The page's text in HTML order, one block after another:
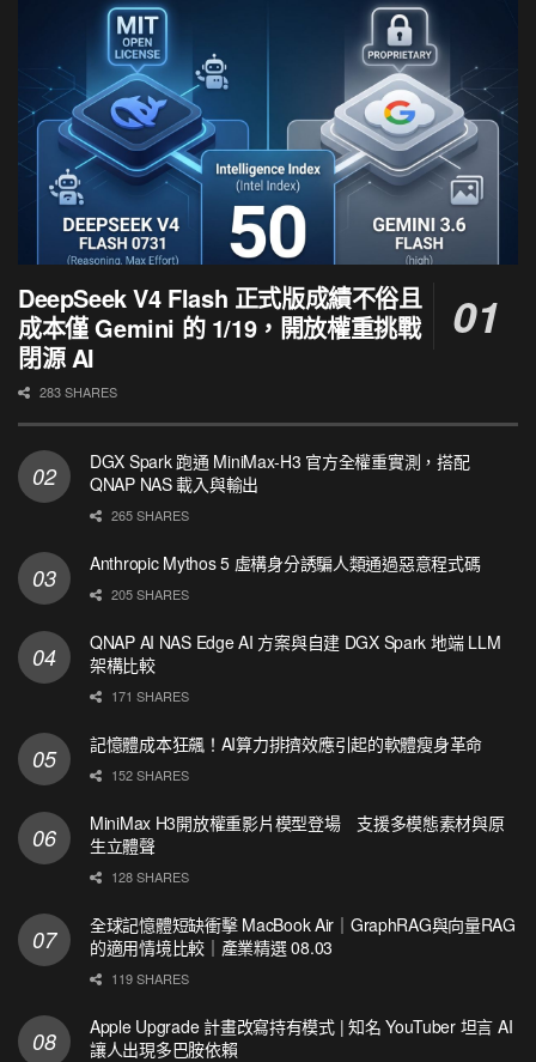
DeepSeek V4 Flash 正式版成績不俗且
成本僅 Gemini 的 1/19，開放權重挑戰
閉源 AI
283 SHARES
DGX Spark 跑通 MiniMax-H3 官方全權重實測，搭配
QNAP NAS 載入與輸出
265 SHARES
Anthropic Mythos 5 虛構身分誘騙人類通過惡意程式碼
205 SHARES
QNAP AI NAS Edge AI 方案與自建 DGX Spark 地端 LLM
架構比較
171 SHARES
記憶體成本狂飆！AI算力排擠效應引起的軟體瘦身革命
152 SHARES
MiniMax H3開放權重影片模型登場 支援多模態素材與原
生立體聲
128 SHARES
全球記憶體短缺衝擊 MacBook Air｜GraphRAG與向量RAG
的適用情境比較｜產業精選 08.03
119 SHARES
Apple Upgrade 計畫改寫持有模式 | 知名 YouTuber 坦言 AI
讓人出現多巴胺依賴